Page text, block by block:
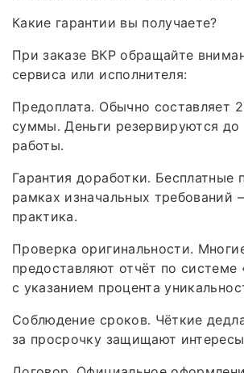
Какие гарантии вы получаете?
При заказе ВКР обращайте
сервиса или исполнителя:
Предоплата. Обычно составляет
суммы. Деньги резервируются до
работы.
Гарантия доработки. Бесплатные
рамках изначальных требований
практика.
Проверка оригинальности.
предоставляют отчёт по системе
с указанием процента
Соблюдение сроков. Чёткие
за просрочку защищают интересы